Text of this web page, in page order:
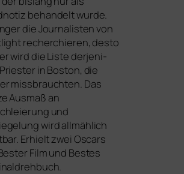
behan­delt wur­de.
die Journalisten von
recher­chie­ren, des­to
wird die Liste der­je­ni­
in Boston, die
miss­brauch­ten. Das
Ausmaß an
und
wird all­mäh­lich
Erhielt zwei Oscars
Film und Bestes